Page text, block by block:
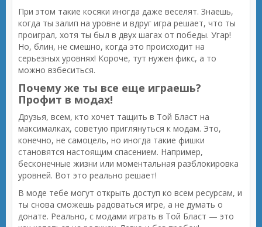
При этом такие косяки иногда даже веселят. Знаешь,
когда ты залип на уровне и вдруг игра решает, что ты
проиграл, хотя ты был в двух шагах от победы. Угар!
Но, блин, не смешно, когда это происходит на
серьезных уровнях! Короче, тут нужен фикс, а то
можно взбеситься.
Почему же ты все еще играешь?
Профит в модах!
Друзья, всем, кто хочет тащить в Той Бласт на
максималках, советую приглянуться к модам. Это,
конечно, не самоцель, но иногда такие фишки
становятся настоящим спасением. Например,
бесконечные жизни или моментальная разблокировка
уровней. Вот это реально решает!
В моде тебе могут открыть доступ ко всем ресурсам, и
ты снова сможешь радоваться игре, а не думать о
донате. Реально, с модами играть в Той Бласт — это